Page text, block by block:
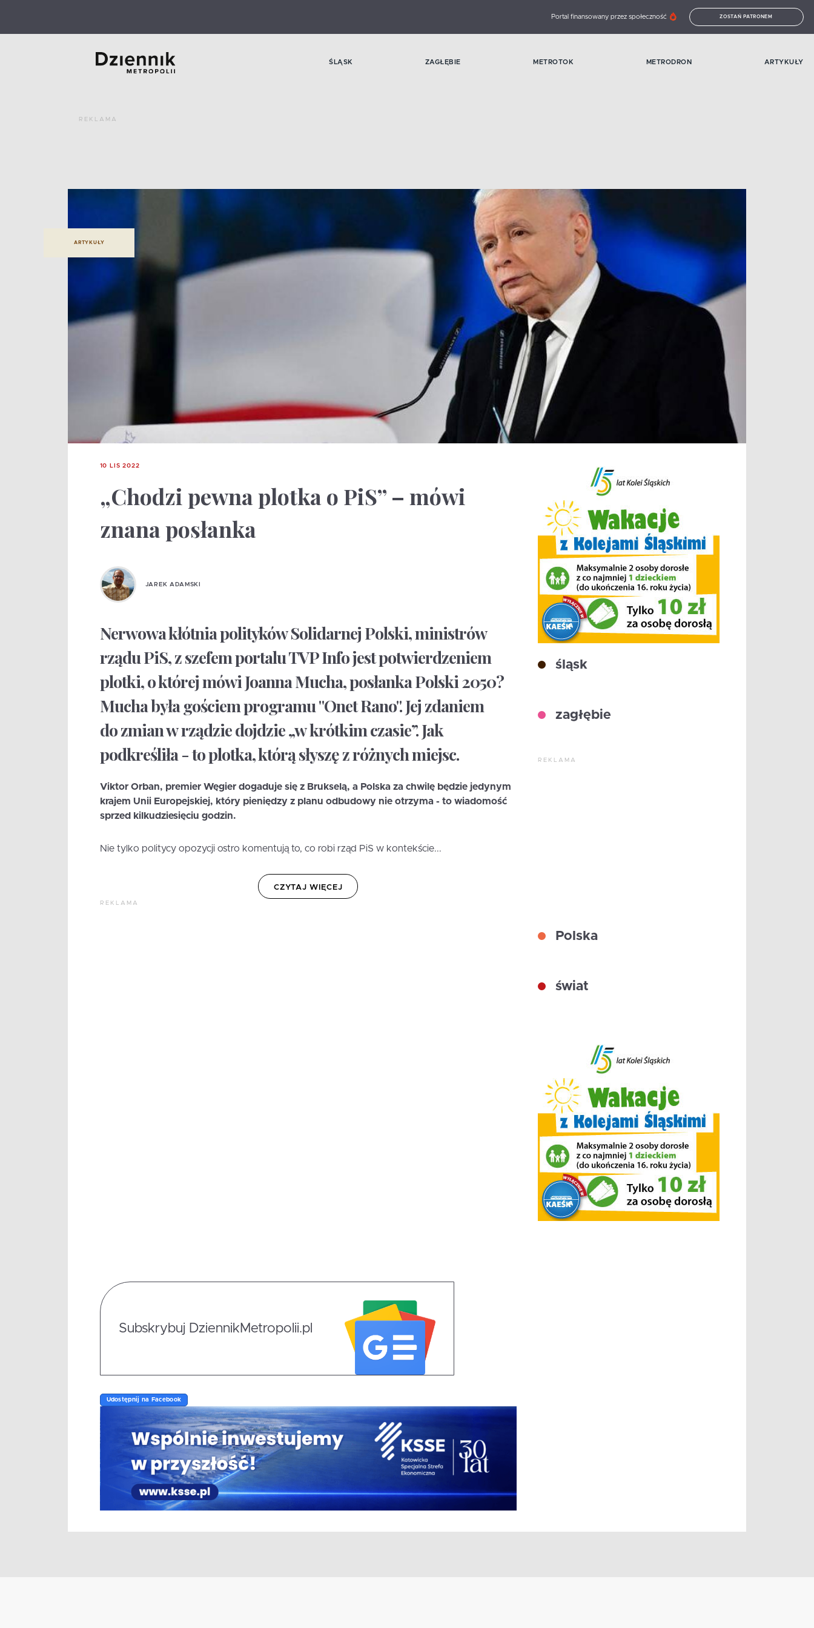
Portal finansowany przez społeczność ZOSTAŃ PATRONEM
ŚLĄSK ZAGŁĘBIE METROTOK METRODRON ARTYKUŁY
REKLAMA
ARTYKUŁY
10 LIS 2022
„Chodzi pewna plotka o PiS” – mówi
znana posłanka
JAREK ADAMSKI
Nerwowa kłótnia polityków Solidarnej Polski, ministrów
rządu PiS, z szefem portalu TVP Info jest potwierdzeniem
plotki, o której mówi Joanna Mucha, posłanka Polski 2050?
Mucha była gościem programu "Onet Rano". Jej zdaniem
do zmian w rządzie dojdzie „w krótkim czasie”. Jak
podkreśliła - to plotka, którą słyszę z różnych miejsc.
Viktor Orban, premier Węgier dogaduje się z Brukselą, a Polska za chwilę będzie jedynym
krajem Unii Europejskiej, który pieniędzy z planu odbudowy nie otrzyma - to wiadomość
sprzed kilkudziesięciu godzin.
Nie tylko politycy opozycji ostro komentują to, co robi rząd PiS w kontekście...
CZYTAJ WIĘCEJ
REKLAMA
Subskrybuj DziennikMetropolii.pl
Udostępnij na Facebook
śląsk
zagłębie
REKLAMA
Polska
świat